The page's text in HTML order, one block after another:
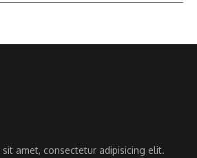
amet, consectetur adipisicing elit.